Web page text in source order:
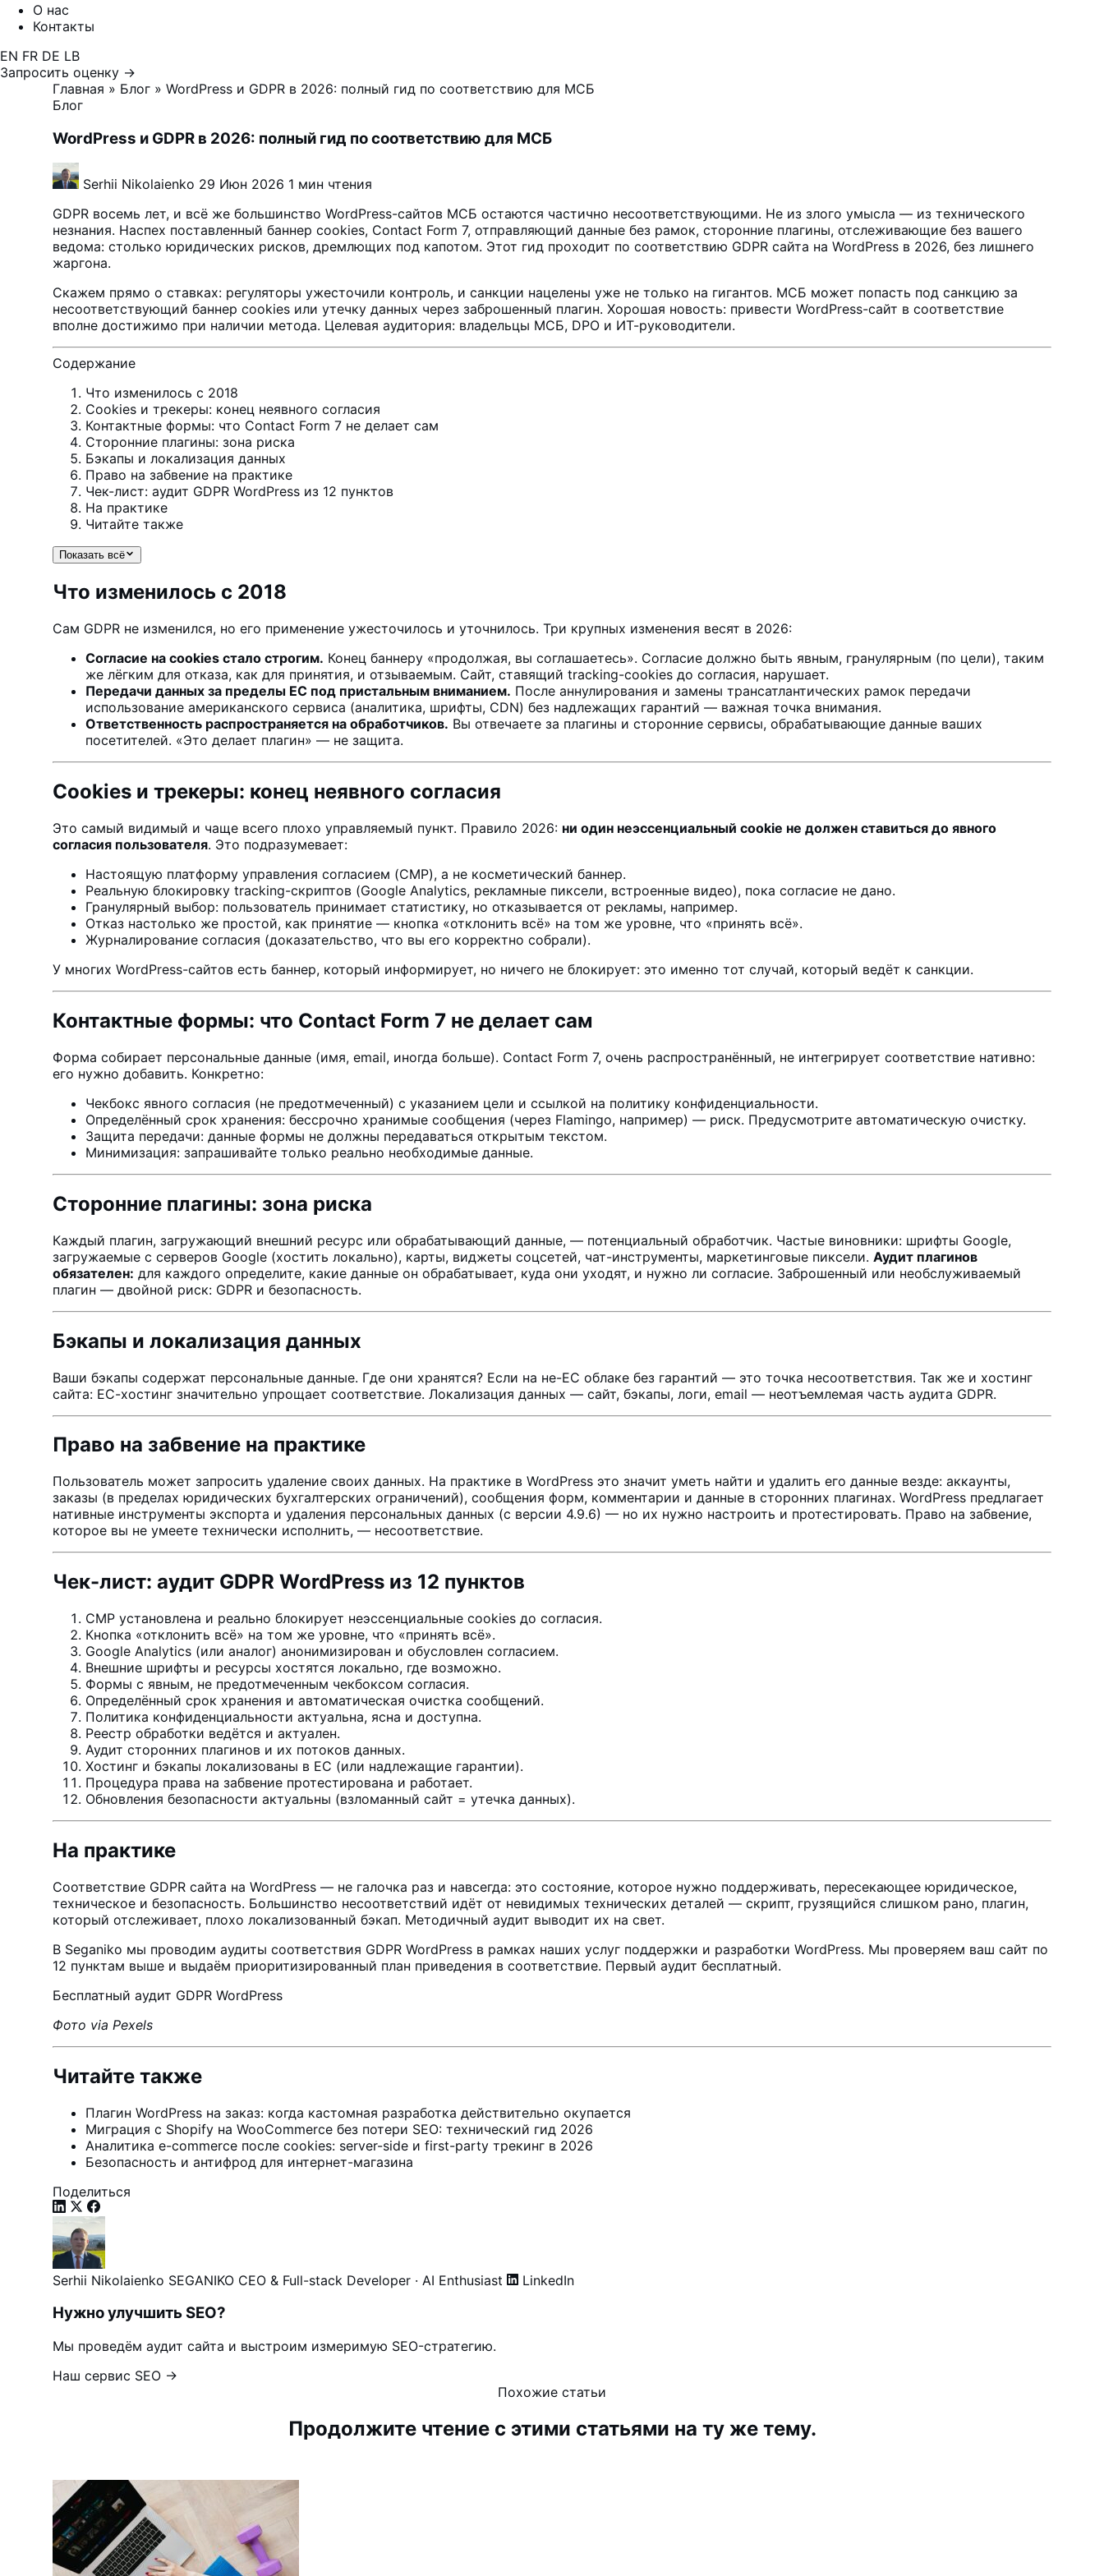
О нас
Контакты
EN FR DE LB
Запросить оценку →
Главная » Блог » WordPress и GDPR в 2026: полный гид по соответствию для МСБ
Блог
WordPress и GDPR в 2026: полный гид по соответствию для МСБ
Serhii Nikolaienko 29 Июн 2026 1 мин чтения
GDPR восемь лет, и всё же большинство WordPress-сайтов МСБ остаются частично несоответствующими. Не из злого умысла — из технического
незнания. Наспех поставленный баннер cookies, Contact Form 7, отправляющий данные без рамок, сторонние плагины, отслеживающие без вашего
ведома: столько юридических рисков, дремлющих под капотом. Этот гид проходит по соответствию GDPR сайта на WordPress в 2026, без лишнего
жаргона.
Скажем прямо о ставках: регуляторы ужесточили контроль, и санкции нацелены уже не только на гигантов. МСБ может попасть под санкцию за
несоответствующий баннер cookies или утечку данных через заброшенный плагин. Хорошая новость: привести WordPress-сайт в соответствие
вполне достижимо при наличии метода. Целевая аудитория: владельцы МСБ, DPO и ИТ-руководители.
Содержание
Что изменилось с 2018
Cookies и трекеры: конец неявного согласия
Контактные формы: что Contact Form 7 не делает сам
Сторонние плагины: зона риска
Бэкапы и локализация данных
Право на забвение на практике
Чек-лист: аудит GDPR WordPress из 12 пунктов
На практике
Читайте также
Показать всё
Что изменилось с 2018
Сам GDPR не изменился, но его применение ужесточилось и уточнилось. Три крупных изменения весят в 2026:
Согласие на cookies стало строгим. Конец баннеру «продолжая, вы соглашаетесь». Согласие должно быть явным, гранулярным (по цели), таким
же лёгким для отказа, как для принятия, и отзываемым. Сайт, ставящий tracking-cookies до согласия, нарушает.
Передачи данных за пределы ЕС под пристальным вниманием. После аннулирования и замены трансатлантических рамок передачи
использование американского сервиса (аналитика, шрифты, CDN) без надлежащих гарантий — важная точка внимания.
Ответственность распространяется на обработчиков. Вы отвечаете за плагины и сторонние сервисы, обрабатывающие данные ваших
посетителей. «Это делает плагин» — не защита.
Cookies и трекеры: конец неявного согласия
Это самый видимый и чаще всего плохо управляемый пункт. Правило 2026: ни один неэссенциальный cookie не должен ставиться до явного
согласия пользователя. Это подразумевает:
Настоящую платформу управления согласием (CMP), а не косметический баннер.
Реальную блокировку tracking-скриптов (Google Analytics, рекламные пиксели, встроенные видео), пока согласие не дано.
Гранулярный выбор: пользователь принимает статистику, но отказывается от рекламы, например.
Отказ настолько же простой, как принятие — кнопка «отклонить всё» на том же уровне, что «принять всё».
Журналирование согласия (доказательство, что вы его корректно собрали).
У многих WordPress-сайтов есть баннер, который информирует, но ничего не блокирует: это именно тот случай, который ведёт к санкции.
Контактные формы: что Contact Form 7 не делает сам
Форма собирает персональные данные (имя, email, иногда больше). Contact Form 7, очень распространённый, не интегрирует соответствие нативно:
его нужно добавить. Конкретно:
Чекбокс явного согласия (не предотмеченный) с указанием цели и ссылкой на политику конфиденциальности.
Определённый срок хранения: бессрочно хранимые сообщения (через Flamingo, например) — риск. Предусмотрите автоматическую очистку.
Защита передачи: данные формы не должны передаваться открытым текстом.
Минимизация: запрашивайте только реально необходимые данные.
Сторонние плагины: зона риска
Каждый плагин, загружающий внешний ресурс или обрабатывающий данные, — потенциальный обработчик. Частые виновники: шрифты Google,
загружаемые с серверов Google (хостить локально), карты, виджеты соцсетей, чат-инструменты, маркетинговые пиксели. Аудит плагинов
обязателен: для каждого определите, какие данные он обрабатывает, куда они уходят, и нужно ли согласие. Заброшенный или необслуживаемый
плагин — двойной риск: GDPR и безопасность.
Бэкапы и локализация данных
Ваши бэкапы содержат персональные данные. Где они хранятся? Если на не-ЕС облаке без гарантий — это точка несоответствия. Так же и хостинг
сайта: ЕС-хостинг значительно упрощает соответствие. Локализация данных — сайт, бэкапы, логи, email — неотъемлемая часть аудита GDPR.
Право на забвение на практике
Пользователь может запросить удаление своих данных. На практике в WordPress это значит уметь найти и удалить его данные везде: аккаунты,
заказы (в пределах юридических бухгалтерских ограничений), сообщения форм, комментарии и данные в сторонних плагинах. WordPress предлагает
нативные инструменты экспорта и удаления персональных данных (с версии 4.9.6) — но их нужно настроить и протестировать. Право на забвение,
которое вы не умеете технически исполнить, — несоответствие.
Чек-лист: аудит GDPR WordPress из 12 пунктов
CMP установлена и реально блокирует неэссенциальные cookies до согласия.
Кнопка «отклонить всё» на том же уровне, что «принять всё».
Google Analytics (или аналог) анонимизирован и обусловлен согласием.
Внешние шрифты и ресурсы хостятся локально, где возможно.
Формы с явным, не предотмеченным чекбоксом согласия.
Определённый срок хранения и автоматическая очистка сообщений.
Политика конфиденциальности актуальна, ясна и доступна.
Реестр обработки ведётся и актуален.
Аудит сторонних плагинов и их потоков данных.
Хостинг и бэкапы локализованы в ЕС (или надлежащие гарантии).
Процедура права на забвение протестирована и работает.
Обновления безопасности актуальны (взломанный сайт = утечка данных).
На практике
Соответствие GDPR сайта на WordPress — не галочка раз и навсегда: это состояние, которое нужно поддерживать, пересекающее юридическое,
техническое и безопасность. Большинство несоответствий идёт от невидимых технических деталей — скрипт, грузящийся слишком рано, плагин,
который отслеживает, плохо локализованный бэкап. Методичный аудит выводит их на свет.
В Seganiko мы проводим аудиты соответствия GDPR WordPress в рамках наших услуг поддержки и разработки WordPress. Мы проверяем ваш сайт по
12 пунктам выше и выдаём приоритизированный план приведения в соответствие. Первый аудит бесплатный.
Бесплатный аудит GDPR WordPress
Фото via Pexels
Читайте также
Плагин WordPress на заказ: когда кастомная разработка действительно окупается
Миграция с Shopify на WooCommerce без потери SEO: технический гид 2026
Аналитика e-commerce после cookies: server-side и first-party трекинг в 2026
Безопасность и антифрод для интернет-магазина
Поделиться
Serhii Nikolaienko SEGANIKO CEO & Full-stack Developer · AI Enthusiast LinkedIn
Нужно улучшить SEO?
Мы проведём аудит сайта и выстроим измеримую SEO-стратегию.
Наш сервис SEO →
Похожие статьи
Продолжите чтение с этими статьями на ту же тему.